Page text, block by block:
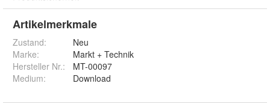
Artikelmerkmale
Zustand:
Neu
Marke:
Markt + Technik
Hersteller Nr.:
MT-00097
Medium: Download